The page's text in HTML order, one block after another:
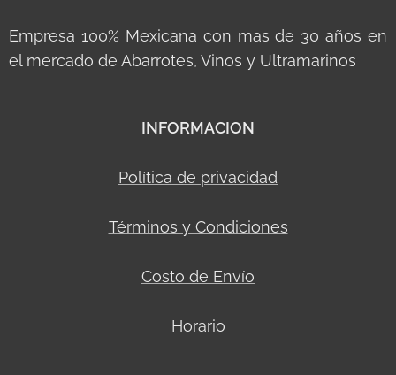
Empresa 100% Mexicana con mas de 30 años en
el mercado de Abarrotes, Vinos y Ultramarinos
INFORMACION
Política de privacidad
Términos y Condiciones
Costo de Envío
Horario